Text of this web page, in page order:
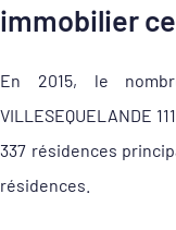
immobilier
En 2015, le
VILLESEQUELANDE
337 résidences
résidences.